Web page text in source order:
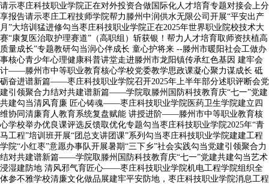
请示枣庄科技职业学院正在对外投资合做国际化人才培育专题对接会上分
享报告请示枣庄工程技师学院帮力滕州中润供水无限公司开展“平安出产
月”大培训猛进修勾当枣庄科技职业学院正在2025年世界职业院校技术大
赛“康复医治取护理赛道”（高职组）斩获银！帮力人才培育取师资扶植高
质量成长”专题教研勾当润心伴成长 童心护将来 --滕州市暖阳社会工做办
事核心青少年心理健康科普讲堂走进滕州市龙阳镇传承红色基因 建牢会
计——滕州市中等职业教育核心学校党委教学思政课凝心聚力谋成长 砥
砺奋进谱新篇——枣庄科技职业学院召开2025年上半年部分述职评断会党
建引领聚合力结对共建谱新篇——学院取滕州国防科技教育庆“七一”党建
共建勾当清风育廉 匠心铸魂——枣庄科技职业学院医药卫生学院建立四
维协同清廉育人教育系统复盘赋能 讲授进阶——滕州市中等职业教育核
心学校举办优良课评选反馈取优化专题勾当枣庄科技职业学院2025年“青
马工程”培训班开展“团总支讲团课”系列勾当枣庄科技职业学院建建工程
学院“小红枣”意愿办事队开展暑期“三下乡”社会实践勾当党建引领聚合力
结对共建谱新篇——学院取滕州国防科技教育庆“七一”党建共建勾当艺术
浸湿建防地 清风邪气育匠心——枣庄科技职业学院机电工程学院组织全
体参不雅学校清廉文化做品展建牢平安防地，枣庄科技职业学院消息工程